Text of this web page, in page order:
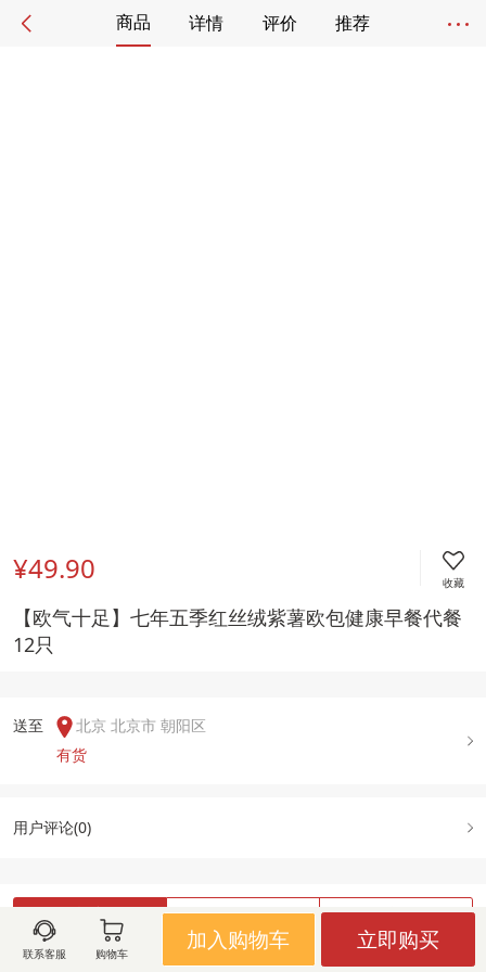
商品 详情 评价 推荐
¥49.90 收藏
【欧气十足】七年五季红丝绒紫薯欧包健康早餐代餐
12只
送至
北京 北京市 朝阳区
有货
用户评论(0)
图文详情 规格属性 售后政策
联系客服 购物车
加入购物车 立即购买